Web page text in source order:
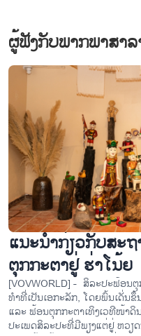
ເຂື່ອນໄຟຟ້ານ້ຳຕົກ ຮວ່າບິ່ງ - ສັ
ມິດຕະພາບ ຫວຽດນາມ - ລັດເ
ຜູ້​ຟັງ​ກັບ​ພາກ​ພາ​ສາ​
ແນະ​ນຳ​ກ່ຽວ​ກັບສະ​
ຕຸກ​ກະ​ຕາ​ຢູ່ ຮ່າ​ໂນ້ຍ
[VOVWORLD] - ສິ​ລະ​ປະ​ຟ້ອນ​ຕຸກ​ກະ​ຕາ ຫວຽດ​ນາມ ແມ່ນ​ມໍ​ລະ​ດົກ​ວັດ​ທະ​ນະ​
ທຳ​ທີ່​ເປັນ​ເອ​ກະ​ລັກ, ໂດຍ​ພົ້ນ​ເດັ່ນ​
ແລະ ຟ້ອນ​ຕຸກ​ກະ​ຕາ​ເທິງ​ເວ​ທີ​ໜ້າ​
ປະ​ເພດ​ສິ​ລະ​ປະ​ທີ່ມີ​ພຽງ​ແຕ່​ຢູ່ ຫວຽ